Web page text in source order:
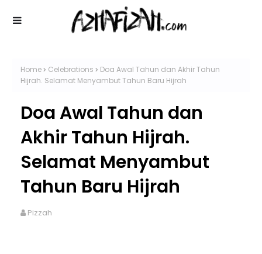
Home Celebrations
Doa Awal Tahun dan Akhir Tahun
Hijrah. Selamat Menyambut Tahun Baru Hijrah
Doa Awal Tahun dan
Akhir Tahun Hijrah.
Selamat Menyambut
Tahun Baru Hijrah
Pizzah